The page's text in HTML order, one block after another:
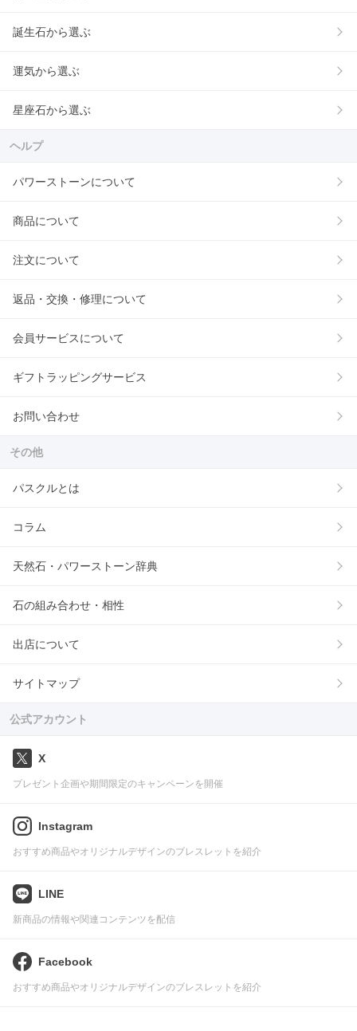
誕生石から選ぶ
運気から選ぶ
星座石から選ぶ
ヘルプ
パワーストーンについて
商品について
注文について
返品・交換・修理について
会員サービスについて
ギフトラッピングサービス
お問い合わせ
その他
パスクルとは
コラム
天然石・パワーストーン辞典
石の組み合わせ・相性
出店について
サイトマップ
公式アカウント
X
プレゼント企画や期間限定のキャンペーンを開催
Instagram
おすすめ商品やオリジナルデザインのブレスレットを紹介
LINE
新商品の情報や関連コンテンツを配信
Facebook
おすすめ商品やオリジナルデザインのブレスレットを紹介